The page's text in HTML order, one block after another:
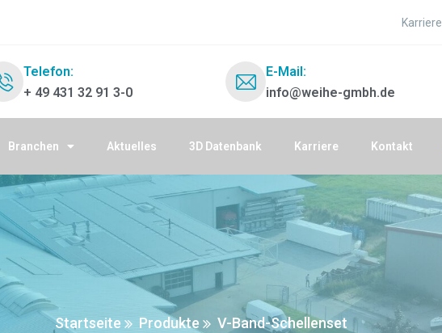
Karriere
Telefon:
+ 49 431 32 91 3-0
E-Mail:
info@weihe-gmbh.de
Branchen Aktuelles 3D Datenbank Karriere Kontakt
Startseite Produkte V-Band-Schellenset